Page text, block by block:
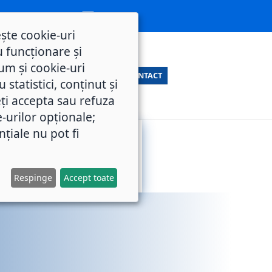
CONTACT
cookie-uri
funcționare și
și cookie-uri
statistici, conținut și
accepta sau refuza
urilor opționale;
nu pot fi
Respinge Accept toate